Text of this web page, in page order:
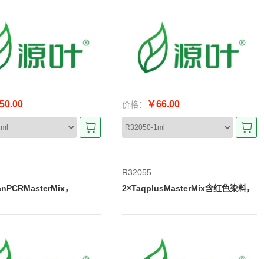
价格： ￥66.00
，
R32055
2×TaqplusMasterMix含红色染料，